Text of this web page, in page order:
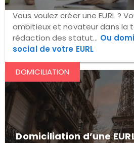
Vous voulez créer une EURL ?
ambitieux et novateur dans la
rédaction des statut... Ou
social de votre EURL
Domiciliation d’une
DOMICILIATION